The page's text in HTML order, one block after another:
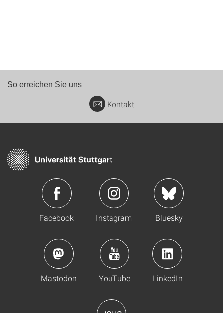
So erreichen Sie uns
Kontakt
Facebook Instagram Bluesky
Mastodon YouTube LinkedIn